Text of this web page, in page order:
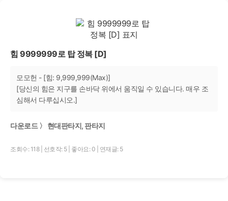
힘 9999999로 탑 정복 [D]
모모헌 - [힘: 9,999,999(Max)]
[당신의 힘은 지구를 손바닥 위에서 움직일 수 있습니다. 매우 조
심해서 다루십시오.]
다운로드 〉 현대판타지, 판타지
조회수: 118 선호작: 5 좋아요: 0 연재글: 5